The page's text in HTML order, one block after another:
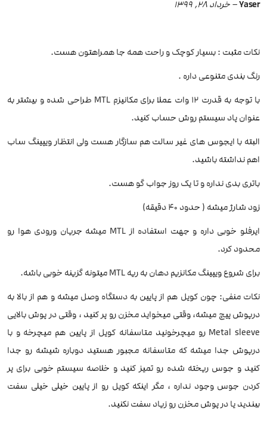
Yaser
–خرداد 28, 1399
نکات مثبت : بسیار کوچک و راحت همه جا همراهتون هست.
رنگ بندی متنوعی داره .
با توجه به قدرت ۱۲ وات عملا برای مکانیزم MTL طراحی شده و بیشتر به
عنوان پاد سیستم روش حساب کنید.
البته با ایجوس های غیر سالت هم سازگار هست ولی انتظار ویپینگ ساب
اهم نداشته باشید.
باتری بدی نداره و تا یک روز جواب گو هست.
زود شارژ میشه ( حدود ۴۰ دقیقه)
ایرفلو خوبی داره و جهت استفاده از MTL میشه جریان ورودی هوا رو
محدود کرد.
برای شروع ویپینگ مکانزیم دهان به ریه MTL میتونه گزینه خوبی باشه.
نکات منفی: چون کویل هم از پایین به دستگاه وصل میشه و هم از بالا به
درپوش پیچ میشه، وقتی میخواید مخزن رو پر کنید ، وقتی در پوش بالایی
Metal sleeve رو میچرخونید متاسفانه کویل از پایین هم میچرخه و با
درپوش جدا میشه که متاسفانه مجبور هستید دوباره شیشه رو جدا
کنید و جوس ریخته شده رو تمیز کنید و خلاصه سیستم خوبی برای پر
کردن جوس وجود نداره ، مگر اینکه کویل رو از پایین خیلی خیلی سفت
ببندید یا در پوش مخزن رو زیاد سفت نکنید.